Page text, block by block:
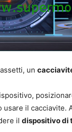
un
usare il cacciavite.
il dispositivo di